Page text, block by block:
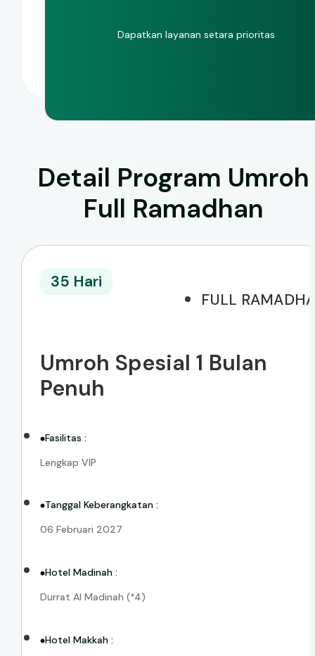
Dapatkan layanan setara prioritas
Detail Program Umroh
Full Ramadhan
35 Hari
FULL
Umroh Spesial 1 Bulan
Penuh
Fasilitas :
Lengkap VIP
Tanggal Keberangkatan :
06 Februari 2027
Hotel Madinah :
Durrat Al Madinah (*4)
Hotel Makkah :